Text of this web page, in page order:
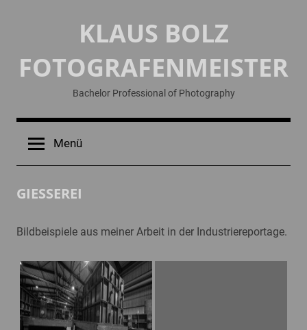
KLAUS BOLZ
FOTOGRAFENMEISTER
Bachelor Professional of Photography
Menü
GIESSEREI
Bildbeispiele aus meiner Arbeit in der Industriereportage.